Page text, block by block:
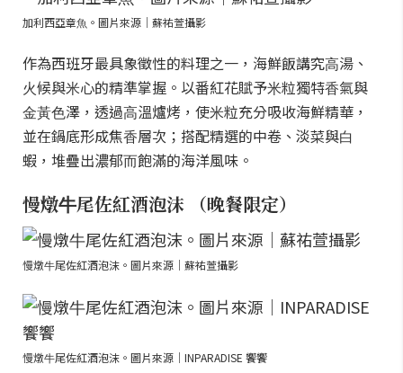
加利西亞章⿂。圖片來源｜蘇祐萱攝影
作為西班牙最具象徵性的料理之⼀，海鮮飯講究⾼湯、
⽕候與⽶⼼的精準掌握。以番紅花賦予⽶粒獨特⾹氣與
⾦⿈⾊澤，透過⾼溫爐烤，使⽶粒充分吸收海鮮精華，
並在鍋底形成焦⾹層次；搭配精選的中卷、淡菜與⽩
蝦，堆疊出濃郁⽽飽滿的海洋風味。
慢燉⽜尾佐紅酒泡沫 （晚餐限定）
慢燉⽜尾佐紅酒泡沫。圖片來源｜蘇祐萱攝影
慢燉⽜尾佐紅酒泡沫。圖片來源｜INPARADISE 饗饗